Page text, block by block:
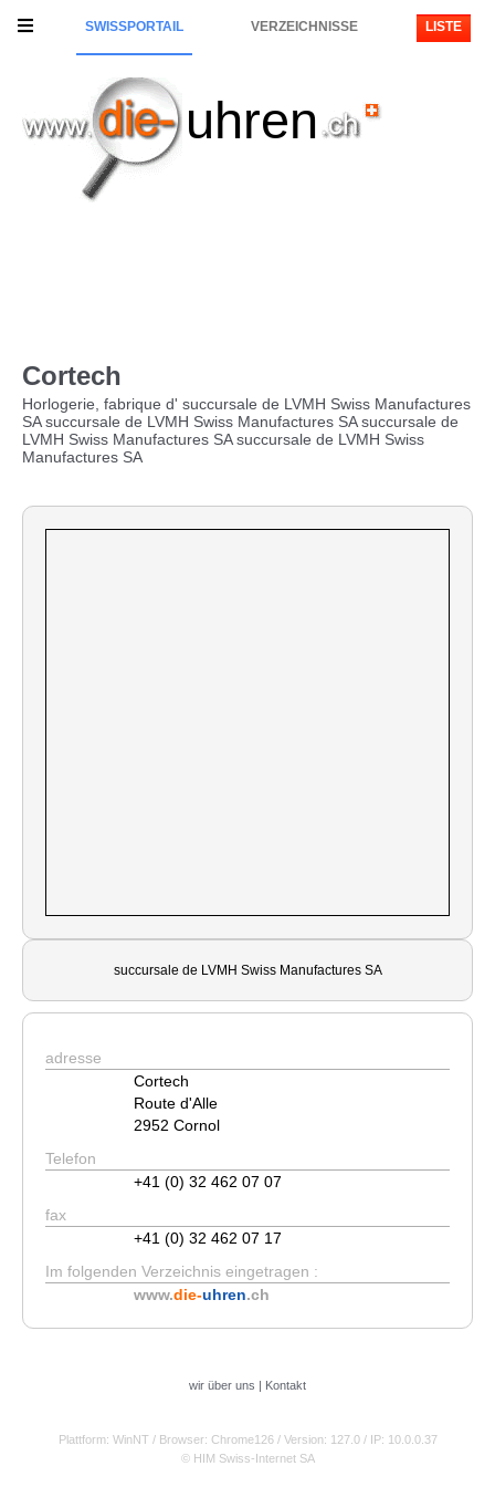
SWISSPORTAIL VERZEICHNISSE LISTE
uhren
Cortech
Horlogerie, fabrique d' succursale de LVMH Swiss Manufactures
SA succursale de LVMH Swiss Manufactures SA succursale de
LVMH Swiss Manufactures SA succursale de LVMH Swiss
Manufactures SA
succursale de LVMH Swiss Manufactures SA
adresse
Cortech
Route d'Alle
2952 Cornol
Telefon
+41 (0) 32 462 07 07
fax
+41 (0) 32 462 07 17
Im folgenden Verzeichnis eingetragen :
www.die-uhren.ch
wir über uns | Kontakt
Plattform: WinNT / Browser: Chrome126 / Version: 127.0 / IP: 10.0.0.37
© HIM Swiss-Internet SA